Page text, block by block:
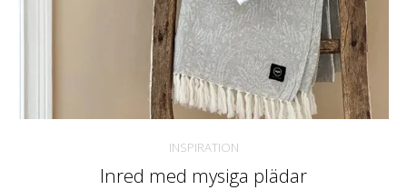
INSPIRATION
Inred med mysiga plädar